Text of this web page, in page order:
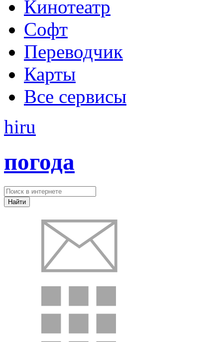
Кинотеатр
Софт
Переводчик
Карты
Все сервисы
hiru
погода
Найти